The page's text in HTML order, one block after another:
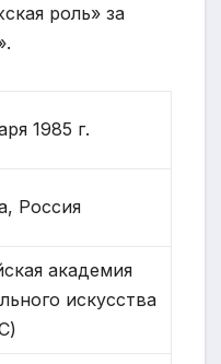
роль» за
1985 г.
Россия
академия
искусства